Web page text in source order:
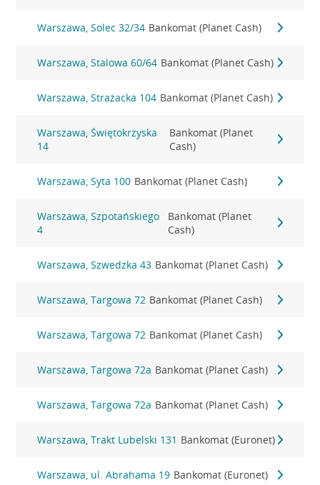
Warszawa, Solec 32/34 Bankomat (Planet Cash)
Warszawa, Stalowa 60/64 Bankomat (Planet Cash)
Warszawa, Strażacka 104 Bankomat (Planet Cash)
Warszawa, Świętokrzyska
14
Bankomat (Planet
Cash)
Warszawa, Syta 100 Bankomat (Planet Cash)
Warszawa, Szpotańskiego
4
Bankomat (Planet
Cash)
Warszawa, Szwedzka 43 Bankomat (Planet Cash)
Warszawa, Targowa 72 Bankomat (Planet Cash)
Warszawa, Targowa 72 Bankomat (Planet Cash)
Warszawa, Targowa 72a Bankomat (Planet Cash)
Warszawa, Targowa 72a Bankomat (Planet Cash)
Warszawa, Trakt Lubelski 131 Bankomat (Euronet)
Warszawa, ul. Abrahama 19 Bankomat (Euronet)